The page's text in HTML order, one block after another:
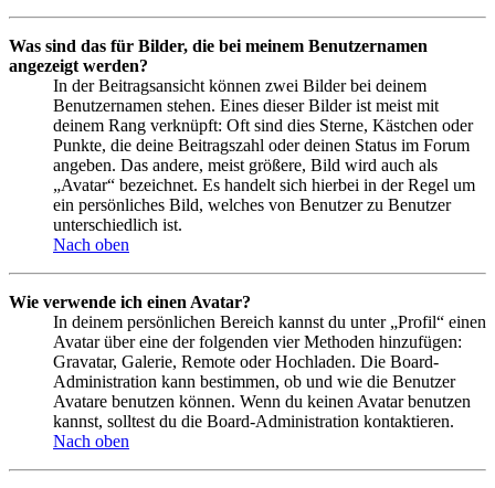
Was sind das für Bilder, die bei meinem Benutzernamen
angezeigt werden?
In der Beitragsansicht können zwei Bilder bei deinem
Benutzernamen stehen. Eines dieser Bilder ist meist mit
deinem Rang verknüpft: Oft sind dies Sterne, Kästchen oder
Punkte, die deine Beitragszahl oder deinen Status im Forum
angeben. Das andere, meist größere, Bild wird auch als
„Avatar“ bezeichnet. Es handelt sich hierbei in der Regel um
ein persönliches Bild, welches von Benutzer zu Benutzer
unterschiedlich ist.
Nach oben
Wie verwende ich einen Avatar?
In deinem persönlichen Bereich kannst du unter „Profil“ einen
Avatar über eine der folgenden vier Methoden hinzufügen:
Gravatar, Galerie, Remote oder Hochladen. Die Board-
Administration kann bestimmen, ob und wie die Benutzer
Avatare benutzen können. Wenn du keinen Avatar benutzen
kannst, solltest du die Board-Administration kontaktieren.
Nach oben